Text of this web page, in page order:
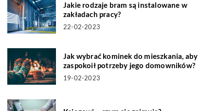
Jakie rodzaje bram są instalowane w
zakładach pracy?
22-02-2023
Jak wybrać kominek do mieszkania, aby
zaspokoił potrzeby jego domowników?
19-02-2023